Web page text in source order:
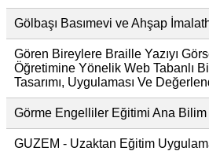
Gölbaşı Basımevi ve Ahşap
Gören Bireylere Braille Yazıyı
Öğretimine Yönelik Web Tabanlı
Tasarımı, Uygulaması Ve
Görme Engelliler Eğitimi Ana Bilim
GUZEM - Uzaktan Eğitim